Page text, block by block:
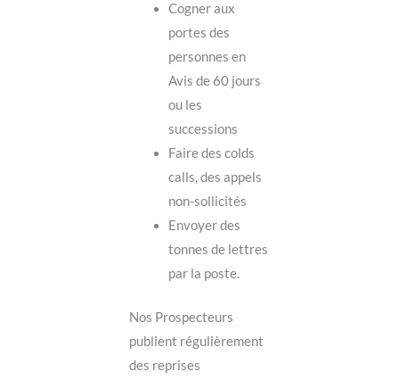
Cogner aux
portes des
personnes en
Avis de 60 jours
ou les
successions
Faire des colds
calls, des appels
non-sollicités
Envoyer des
tonnes de lettres
par la poste.
Nos Prospecteurs
publient régulièrement
des reprises